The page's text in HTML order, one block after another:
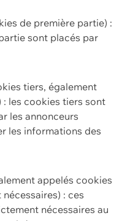
de première partie) :
sont placés par
tiers, également
les cookies tiers sont
les annonceurs
les informations des
appelés cookies
: ces
nécessaires au